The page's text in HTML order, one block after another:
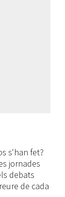
s'han fet?
jornades
debats
de cada